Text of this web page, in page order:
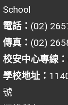
School
電話： (02)
傳真： (02)
校安中心專線：
學校地址：
號